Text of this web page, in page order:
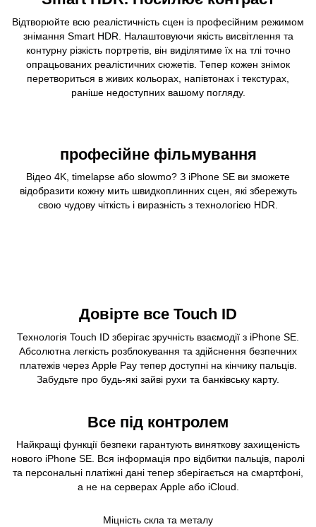
Відтворюйте всю реалістичність сцен із професійним режимом
знімання Smart HDR. Налаштовуючи якість висвітлення та
контурну різкість портретів, він виділятиме їх на тлі точно
опрацьованих реалістичних сюжетів. Тепер кожен знімок
перетвориться в живих кольорах, напівтонах і текстурах,
раніше недоступних вашому погляду.
професійне фільмування
Відео 4K, timelapse або slowmo? З iPhone SE ви зможете
відобразити кожну мить швидкоплинних сцен, які збережуть
свою чудову чіткість і виразність з технологією HDR.
Довірте все Touch ID
Технологія Touch ID зберігає зручність взаємодії з iPhone SE.
Абсолютна легкість розблокування та здійснення безпечних
платежів через Apple Pay тепер доступні на кінчику пальців.
Забудьте про будь-які зайві рухи та банківську карту.
Все під контролем
Найкращі функції безпеки гарантують виняткову захищеність
нового iPhone SE. Вся інформація про відбитки пальців, паролі
та персональні платіжні дані тепер зберігається на смартфоні,
а не на серверах Apple або iCloud.
Міцність скла та металу